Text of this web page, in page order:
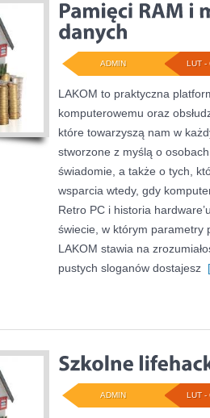
LUT -
ADMIN
LAKOM to praktyczna
komputerowemu oraz
które towarzyszą nam w
stworzone z myślą o
świadomie, a także o tych,
wsparcia wtedy, gdy
Retro PC i historia
świecie, w którym parametry
LAKOM stawia na
pustych sloganów dostajesz
LUT -
ADMIN